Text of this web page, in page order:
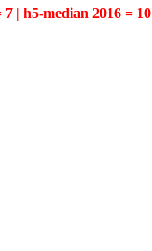
7 | h5-median 2016 = 10